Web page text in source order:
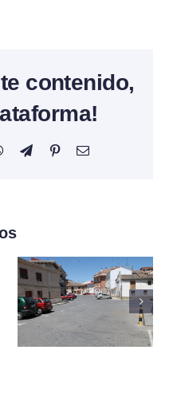
contenido,
WhatsAppTelegramPinterestCorreo
Plaza de
los
Caidos